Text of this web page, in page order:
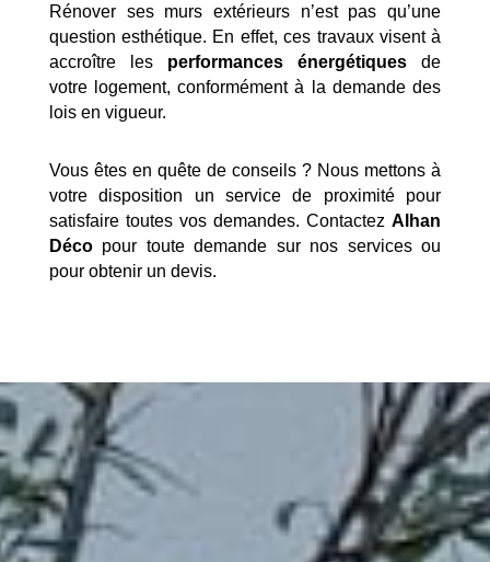
Rénover ses murs extérieurs n’est pas qu’une
question esthétique. En effet, ces travaux visent à
accroître les performances énergétiques de
votre logement, conformément à la demande des
lois en vigueur.
Vous êtes en quête de conseils ? Nous mettons à
votre disposition un service de proximité pour
satisfaire toutes vos demandes. ContactezAlhan
Décopour toute demande sur nos services ou
pour obtenir un devis.